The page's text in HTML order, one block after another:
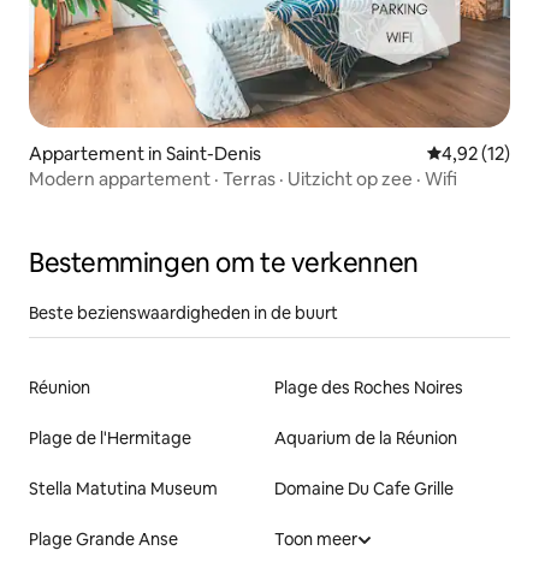
Appartement in Saint-Denis Gemiddelde
4,92 (12)
Modern appartement · Terras · Uitzicht op zee · Wifi
Bestemmingen om te verkennen
Beste bezienswaardigheden in de buurt
Réunion Plage des Roches Noires
Plage de l'Hermitage Aquarium de la Réunion
Stella Matutina Museum Domaine Du Cafe Grille
Plage Grande Anse Toon meer